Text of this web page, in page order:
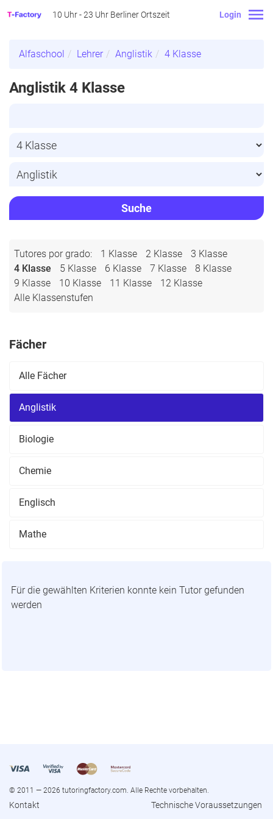
Login
10 Uhr - 23 Uhr Berliner Ortszeit
Alfaschool Lehrer Anglistik 4 Klasse
Anglistik 4 Klasse
Suche
Tutores por grado: 1 Klasse 2 Klasse
3 Klasse
4 Klasse
5 Klasse 6 Klasse 7 Klasse
8 Klasse
9 Klasse
10 Klasse 11 Klasse
12 Klasse
Alle Klassenstufen
Für die gewählten Kriterien konnte kein Tutor gefunden
werden
Fächer
Alle Fächer
Anglistik
Biologie
Chemie
Englisch
Mathe
© 2011 — 2026 tutoringfactory.com. Alle Rechte vorbehalten.
Kontakt Technische Voraussetzungen